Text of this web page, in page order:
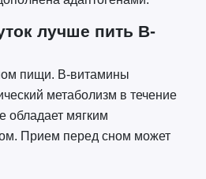
лучше пить B-
пищи. B-витамины
метаболизм в течение
обладает мягким
Прием перед сном может